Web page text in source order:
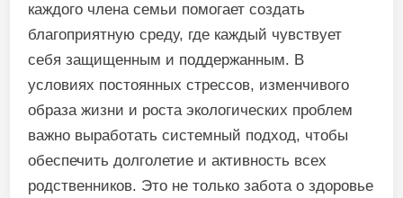
каждого члена семьи помогает создать
благоприятную среду, где каждый чувствует
себя защищенным и поддержанным. В
условиях постоянных стрессов, изменчивого
образа жизни и роста экологических проблем
важно выработать системный подход, чтобы
обеспечить долголетие и активность всех
родственников. Это не только забота о здоровье